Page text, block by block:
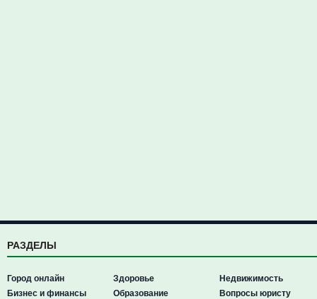
РАЗДЕЛЫ
Город онлайн
Бизнес и финансы
Здоровье
Образование
Недвижимость
Вопросы юристу